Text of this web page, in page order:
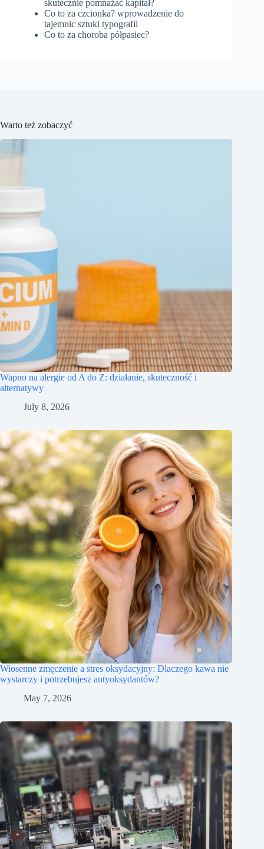
skutecznie pomnażać kapitał?
Co to za czcionka? wprowadzenie do
tajemnic sztuki typografii
Co to za choroba półpasiec?
Warto też zobaczyć
Wapno na alergie od A do Z: działanie, skuteczność i
alternatywy
July 8, 2026
Wiosenne zmęczenie a stres oksydacyjny: Dlaczego kawa nie
wystarczy i potrzebujesz antyoksydantów?
May 7, 2026